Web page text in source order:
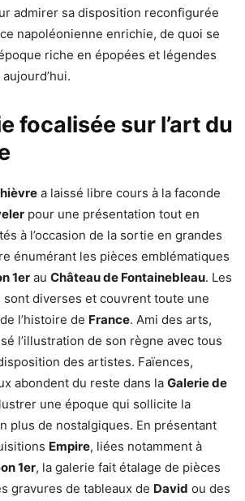
admirer sa disposition reconfigurée
napoléonienne enrichie, de quoi se
riche en épopées et légendes
focalisée sur l’art du
a laissé libre cours à la faconde
pour une présentation tout en
à l’occasion de la sortie en grandes
énumérant les pièces emblématiques
1er au Château de Fontainebleau. Les
diverses et couvrent toute une
l’histoire de France. Ami des arts,
l’illustration de son règne avec tous
des artistes. Faïences,
abondent du reste dans la Galerie de
une époque qui sollicite la
plus de nostalgiques. En présentant
Empire, liées notamment à
1er, la galerie fait étalage de pièces
gravures de tableaux de David ou des